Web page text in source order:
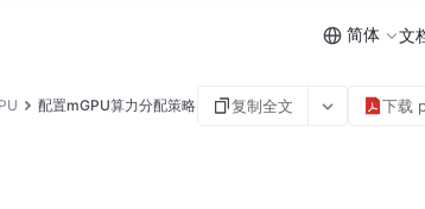
简体 文
配置mGPU算力分配策略 复制全文 下载